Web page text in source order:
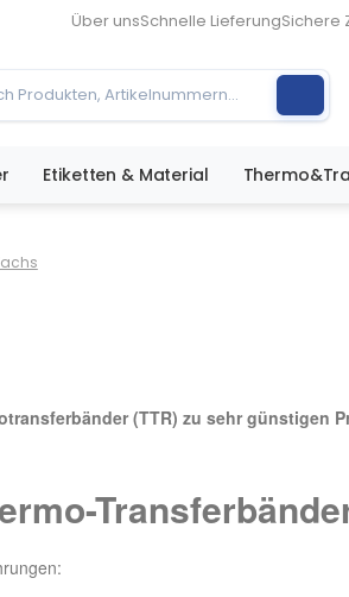
Über unsSchnelle LieferungSichere
Etiketten & Material
(TTR) zu sehr günstigen